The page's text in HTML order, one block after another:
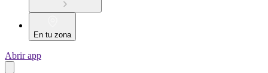
En tu zona
Abrir app